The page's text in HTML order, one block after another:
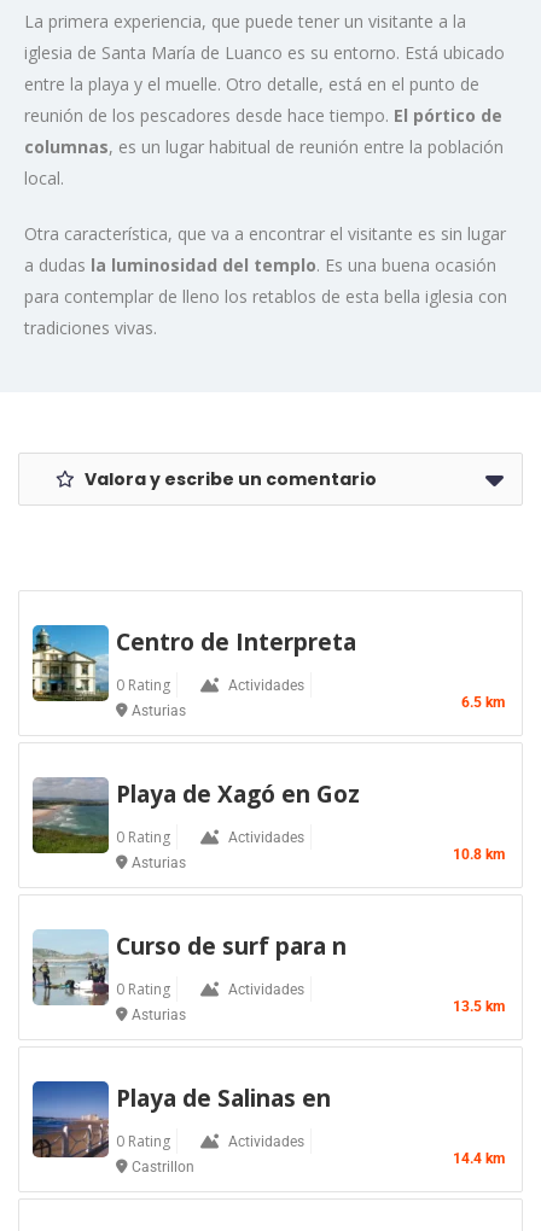
La primera experiencia, que puede tener un visitante a la
iglesia de Santa María de Luanco es su entorno. Está ubicado
entre la playa y el muelle. Otro detalle, está en el punto de
reunión de los pescadores desde hace tiempo. El pórtico de
columnas, es un lugar habitual de reunión entre la población
local.
Otra característica, que va a encontrar el visitante es sin lugar
a dudas la luminosidad del templo. Es una buena ocasión
para contemplar de lleno los retablos de esta bella iglesia con
tradiciones vivas.
Valora y escribe un comentario
Centro de Interpreta
0 Rating
Actividades
Asturias
6.5 km
Playa de Xagó en Goz
0 Rating
Actividades
Asturias
10.8 km
Curso de surf para n
0 Rating
Actividades
Asturias
13.5 km
Playa de Salinas en
0 Rating
Actividades
Castrillon
14.4 km